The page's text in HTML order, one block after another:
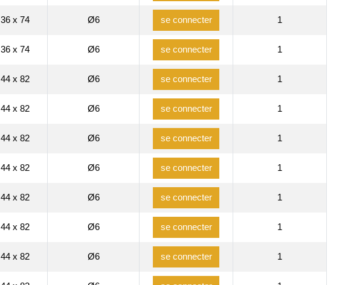
36 x 74 Ø6 se connecter 1
36 x 74 Ø6 se connecter 1
44 x 82 Ø6 se connecter 1
44 x 82 Ø6 se connecter 1
44 x 82 Ø6 se connecter 1
44 x 82 Ø6 se connecter 1
44 x 82 Ø6 se connecter 1
44 x 82 Ø6 se connecter 1
44 x 82 Ø6 se connecter 1